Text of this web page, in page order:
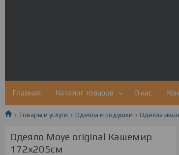
Главная Каталог товаров О нас
Товары и услуги Одеяла и подушки Одеяла
Одеяло Moye original Кашемир
172х205см